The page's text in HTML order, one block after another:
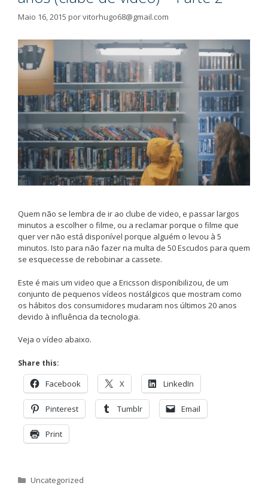
Maio 16, 2015 porvitorhugo68@gmail.com
Quem não se lembra de ir ao clube de video, e passar largos
minutos a escolher o filme, ou a reclamar porque o filme que
quer ver não está disponível porque alguém o levou à 5
minutos. Isto para não fazer na multa de 50 Escudos para quem
se esquecesse de rebobinar a cassete.
Este é mais um video que a Ericsson disponibilizou, de um
conjunto de pequenos vídeos nostálgicos que mostram como
os hábitos dos consumidores mudaram nos últimos 20 anos
devido à influência da tecnologia.
Veja o vídeo abaixo.
Share this:
Facebook X LinkedIn
Pinterest Tumblr Email
Print
Categorias
Uncategorized